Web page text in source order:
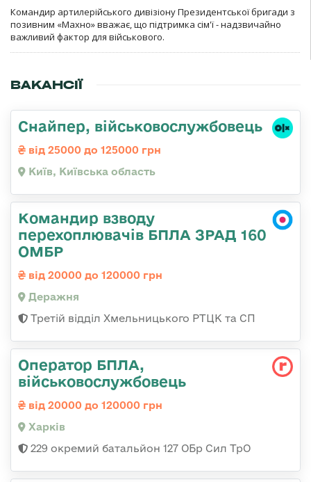
Командир артилерійського дивізіону Президентської бригади з
позивним «Махно» вважає, що підтримка сім'ї - надзвичайно
важливий фактор для військового.
ВАКАНСІЇ
Снайпер, військовослужбовець
від 25000 до 125000 грн
Київ, Київська область
Командир взводу
перехоплювачів БПЛА ЗРАД 160
ОМБР
від 20000 до 120000 грн
Деражня
Третій відділ Хмельницького РТЦК та СП
Оператор БПЛА,
військовослужбовець
від 20000 до 120000 грн
Харків
229 окремий батальйон 127 ОБр Сил ТрО